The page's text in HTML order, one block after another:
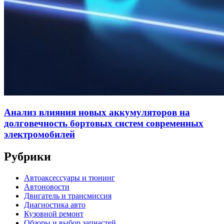
Анализ влияния новых аккумуляторов на
долговечность бортовых систем современных
электромобилей
Рубрики
Автоаксессуары и тюнинг
Автоновости
Двигатель и трансмиссия
Диагностика авто
Кузовной ремонт